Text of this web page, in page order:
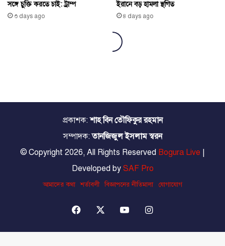
প্রকাশক:শাহ বিন তৌফিকুর রহমান
সম্পাদক:তানজিজুল ইসলাম স্বরন
© Copyright 2026, All Rights Reserved Bogura Live
Developed by SAF Pro
আমাদের কথা শর্তাবলী বিজ্ঞাপনের নীতিমালা যোগাযোগ
Facebook YouTubeInstagram